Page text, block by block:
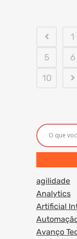
1
5
6
10
agilidade
Analytics
Artificial
Avanço